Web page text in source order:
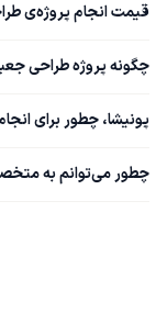
قیمت انجام پروژه‌ی
چگونه پروژه طراحی
پونیشا، چطور برای
چطور می‌توانم به